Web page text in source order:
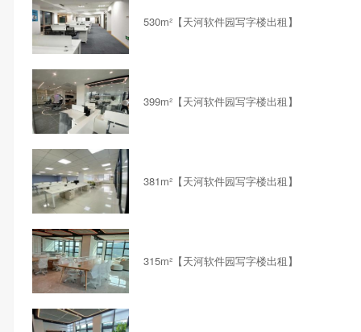
530m²【天河软件园写字楼出租】
399m²【天河软件园写字楼出租】
381m²【天河软件园写字楼出租】
315m²【天河软件园写字楼出租】